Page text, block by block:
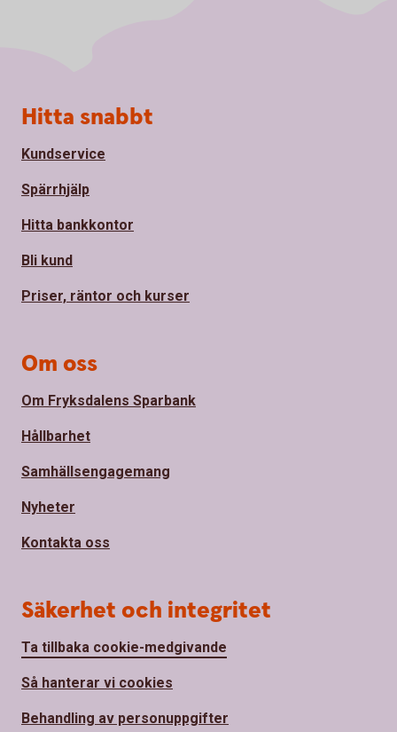
Sidfot
Hitta snabbt
Kundservice
Spärrhjälp
Hitta bankkontor
Bli kund
Priser, räntor och kurser
Om oss
Om Fryksdalens Sparbank
Hållbarhet
Samhällsengagemang
Nyheter
Kontakta oss
Säkerhet och integritet
Ta tillbaka cookie-medgivande
Så hanterar vi cookies
Behandling av personuppgifter